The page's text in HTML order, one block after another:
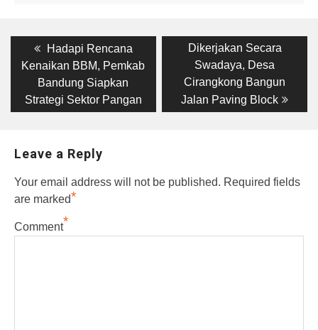
Post
navigation
Previous
post:
Hadapi Rencana
Kenaikan BBM, Pemkab
Bandung Siapkan
Strategi Sektor Pangan
Next
post:
Dikerjakan Secara
Swadaya, Desa
Cirangkong Bangun
Jalan Paving Block
Leave a Reply
Your email address will not be published. Required fields
are marked*
Comment*